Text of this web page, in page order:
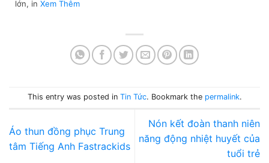
lớn, in Xem Thêm
This entry was posted in Tin Tức. Bookmark the permalink.
Áo thun đồng phục Trung
tâm Tiếng Anh Fastrackids
Nón kết đoàn thanh niên
năng động nhiệt huyết của
tuổi trẻ